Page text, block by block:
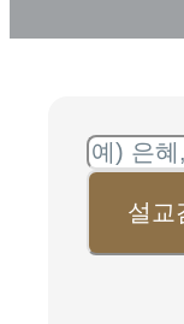
설교